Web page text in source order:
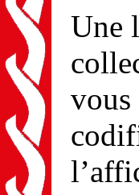
Une
vous